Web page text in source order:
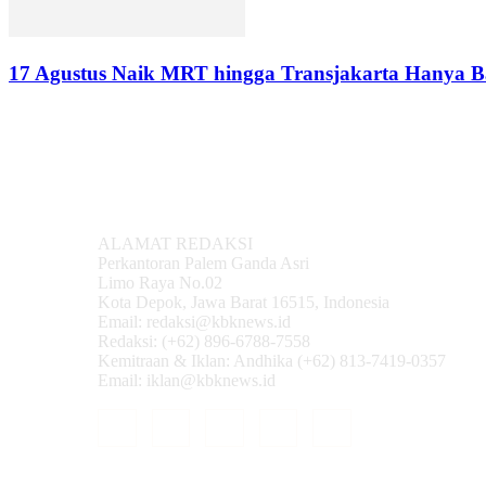
17 Agustus Naik MRT hingga Transjakarta Hanya
ALAMAT REDAKSI
Perkantoran Palem Ganda Asri
Limo Raya No.02
Kota Depok, Jawa Barat 16515, Indonesia
Email: redaksi@kbknews.id
Redaksi: (+62) 896-6788-7558
Kemitraan & Iklan: Andhika (+62) 813-7419-0357
Email: iklan@kbknews.id